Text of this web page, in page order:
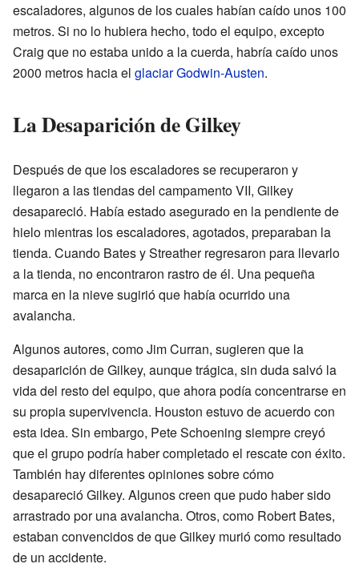
escaladores, algunos de los cuales habían caído unos 100
metros. Si no lo hubiera hecho, todo el equipo, excepto
Craig que no estaba unido a la cuerda, habría caído unos
2000 metros hacia el glaciar Godwin-Austen.
La Desaparición de Gilkey
Después de que los escaladores se recuperaron y
llegaron a las tiendas del campamento VII, Gilkey
desapareció. Había estado asegurado en la pendiente de
hielo mientras los escaladores, agotados, preparaban la
tienda. Cuando Bates y Streather regresaron para llevarlo
a la tienda, no encontraron rastro de él. Una pequeña
marca en la nieve sugirió que había ocurrido una
avalancha.
Algunos autores, como Jim Curran, sugieren que la
desaparición de Gilkey, aunque trágica, sin duda salvó la
vida del resto del equipo, que ahora podía concentrarse en
su propia supervivencia. Houston estuvo de acuerdo con
esta idea. Sin embargo, Pete Schoening siempre creyó
que el grupo podría haber completado el rescate con éxito.
También hay diferentes opiniones sobre cómo
desapareció Gilkey. Algunos creen que pudo haber sido
arrastrado por una avalancha. Otros, como Robert Bates,
estaban convencidos de que Gilkey murió como resultado
de un accidente.